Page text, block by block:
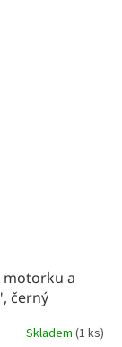
motorku a
černý
Skladem (1 ks)